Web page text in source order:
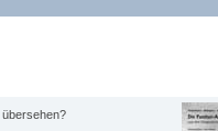
übersehen?